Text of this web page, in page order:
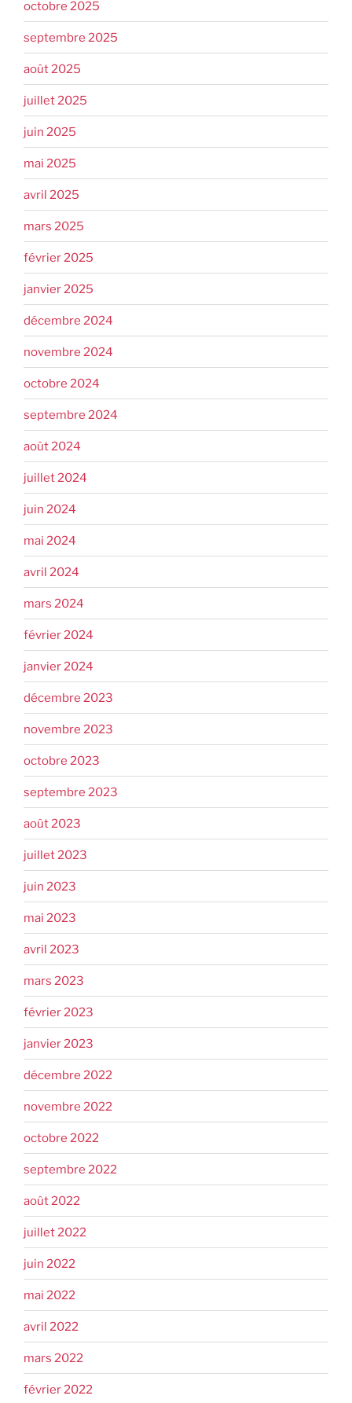
octobre 2025
septembre 2025
août 2025
juillet 2025
juin 2025
mai 2025
avril 2025
mars 2025
février 2025
janvier 2025
décembre 2024
novembre 2024
octobre 2024
septembre 2024
août 2024
juillet 2024
juin 2024
mai 2024
avril 2024
mars 2024
février 2024
janvier 2024
décembre 2023
novembre 2023
octobre 2023
septembre 2023
août 2023
juillet 2023
juin 2023
mai 2023
avril 2023
mars 2023
février 2023
janvier 2023
décembre 2022
novembre 2022
octobre 2022
septembre 2022
août 2022
juillet 2022
juin 2022
mai 2022
avril 2022
mars 2022
février 2022